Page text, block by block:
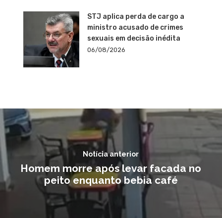
STJ aplica perda de cargo a
ministro acusado de crimes
sexuais em decisão inédita
06/08/2026
Notícia anterior
Homem morre após levar facada no
peito enquanto bebia café